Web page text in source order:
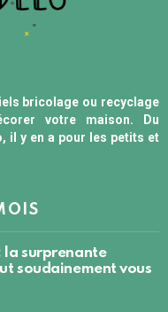
bricolage ou recyclage
votre maison. Du
il y en a pour les petits et
la surprenante
soudainement vous